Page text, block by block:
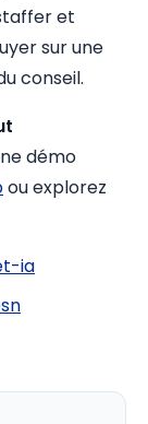
et
sur une
conseil.
démo
ou explorez
ia